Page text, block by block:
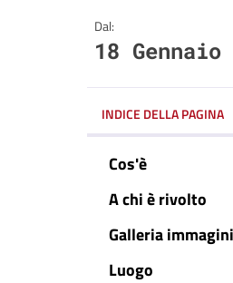
Dal:
18 Gennaio
INDICE DELLA PAGINA
Cos'è
A chi è rivolto
Galleria immagini
Luogo